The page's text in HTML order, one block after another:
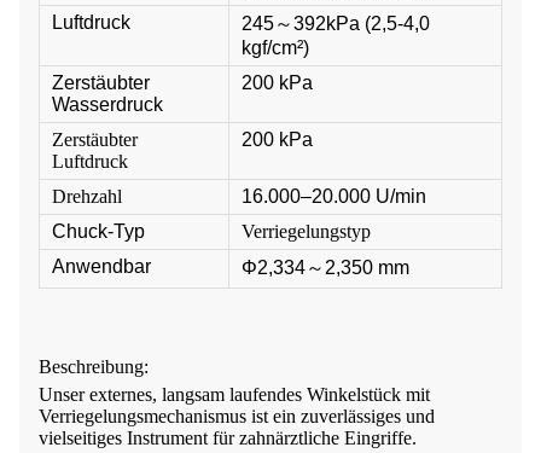
Luftdruck
245～392kPa (2,5-4,0
kgf/cm²)
Zerstäubter
Wasserdruck
200 kPa
Zerstäubter
Luftdruck
200 kPa
Drehzahl
16.000–20.000 U/min
Chuck-Typ
Verriegelungstyp
Anwendbar
Φ2,334～2,350 mm
Beschreibung:
Unser externes, langsam laufendes Winkelstück mit
Verriegelungsmechanismus ist ein zuverlässiges und
vielseitiges Instrument für zahnärztliche Eingriffe.